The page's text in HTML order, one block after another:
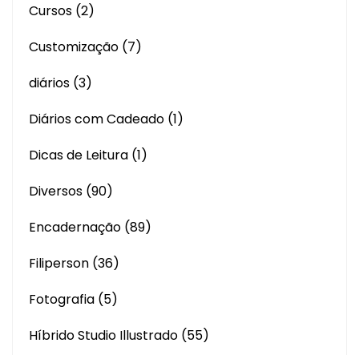
Cursos (2)
Customização (7)
diários (3)
Diários com Cadeado (1)
Dicas de Leitura (1)
Diversos (90)
Encadernação (89)
Filiperson (36)
Fotografia (5)
Híbrido Studio Illustrado (55)